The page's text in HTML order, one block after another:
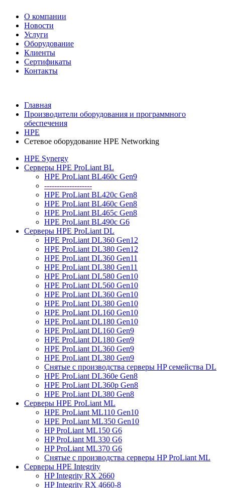
О компании
Новости
Услуги
Оборудование
Клиенты
Сертификаты
Контакты
Главная
Производители оборудования и программного
обеспечения
HPE
Сетевое оборудование HPE Networking
HPE Synergy
Серверы HPE ProLiant BL
HPE ProLiant BL460c Gen9
-------------------
HPE ProLiant BL420c Gen8
HPE ProLiant BL460c Gen8
HPE ProLiant BL465c Gen8
HPE ProLiant BL490c G6
Серверы HPE ProLiant DL
HPE ProLiant DL360 Gen12
HPE ProLiant DL380 Gen12
HPE ProLiant DL360 Gen11
HPE ProLiant DL380 Gen11
HPE ProLiant DL580 Gen10
HPE ProLiant DL560 Gen10
HPE ProLiant DL360 Gen10
HPE ProLiant DL380 Gen10
HPE ProLiant DL160 Gen10
HPE ProLiant DL180 Gen10
HPE ProLiant DL160 Gen9
HPE ProLiant DL180 Gen9
HPE ProLiant DL360 Gen9
HPE ProLiant DL380 Gen9
Снятые с производства серверы HP семейства DL
HPE ProLiant DL360e Gen8
HPE ProLiant DL360p Gen8
HPE ProLiant DL380 Gen8
Серверы HPE ProLiant ML
HPE ProLiant ML110 Gen10
HPE ProLiant ML350 Gen10
HP ProLiant ML150 G6
HP ProLiant ML330 G6
HP ProLiant ML370 G6
Снятые с производства серверы HP ProLiant ML
Серверы HPE Integrity
HP Integrity RX 2660
HP Integrity RX 4660-8